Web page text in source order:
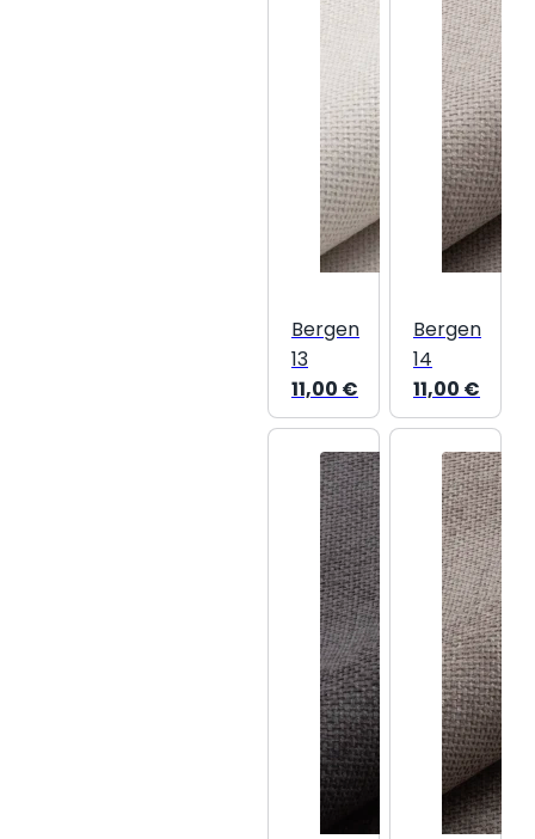
Bergen
13
11,00 €
Bergen
14
11,00 €